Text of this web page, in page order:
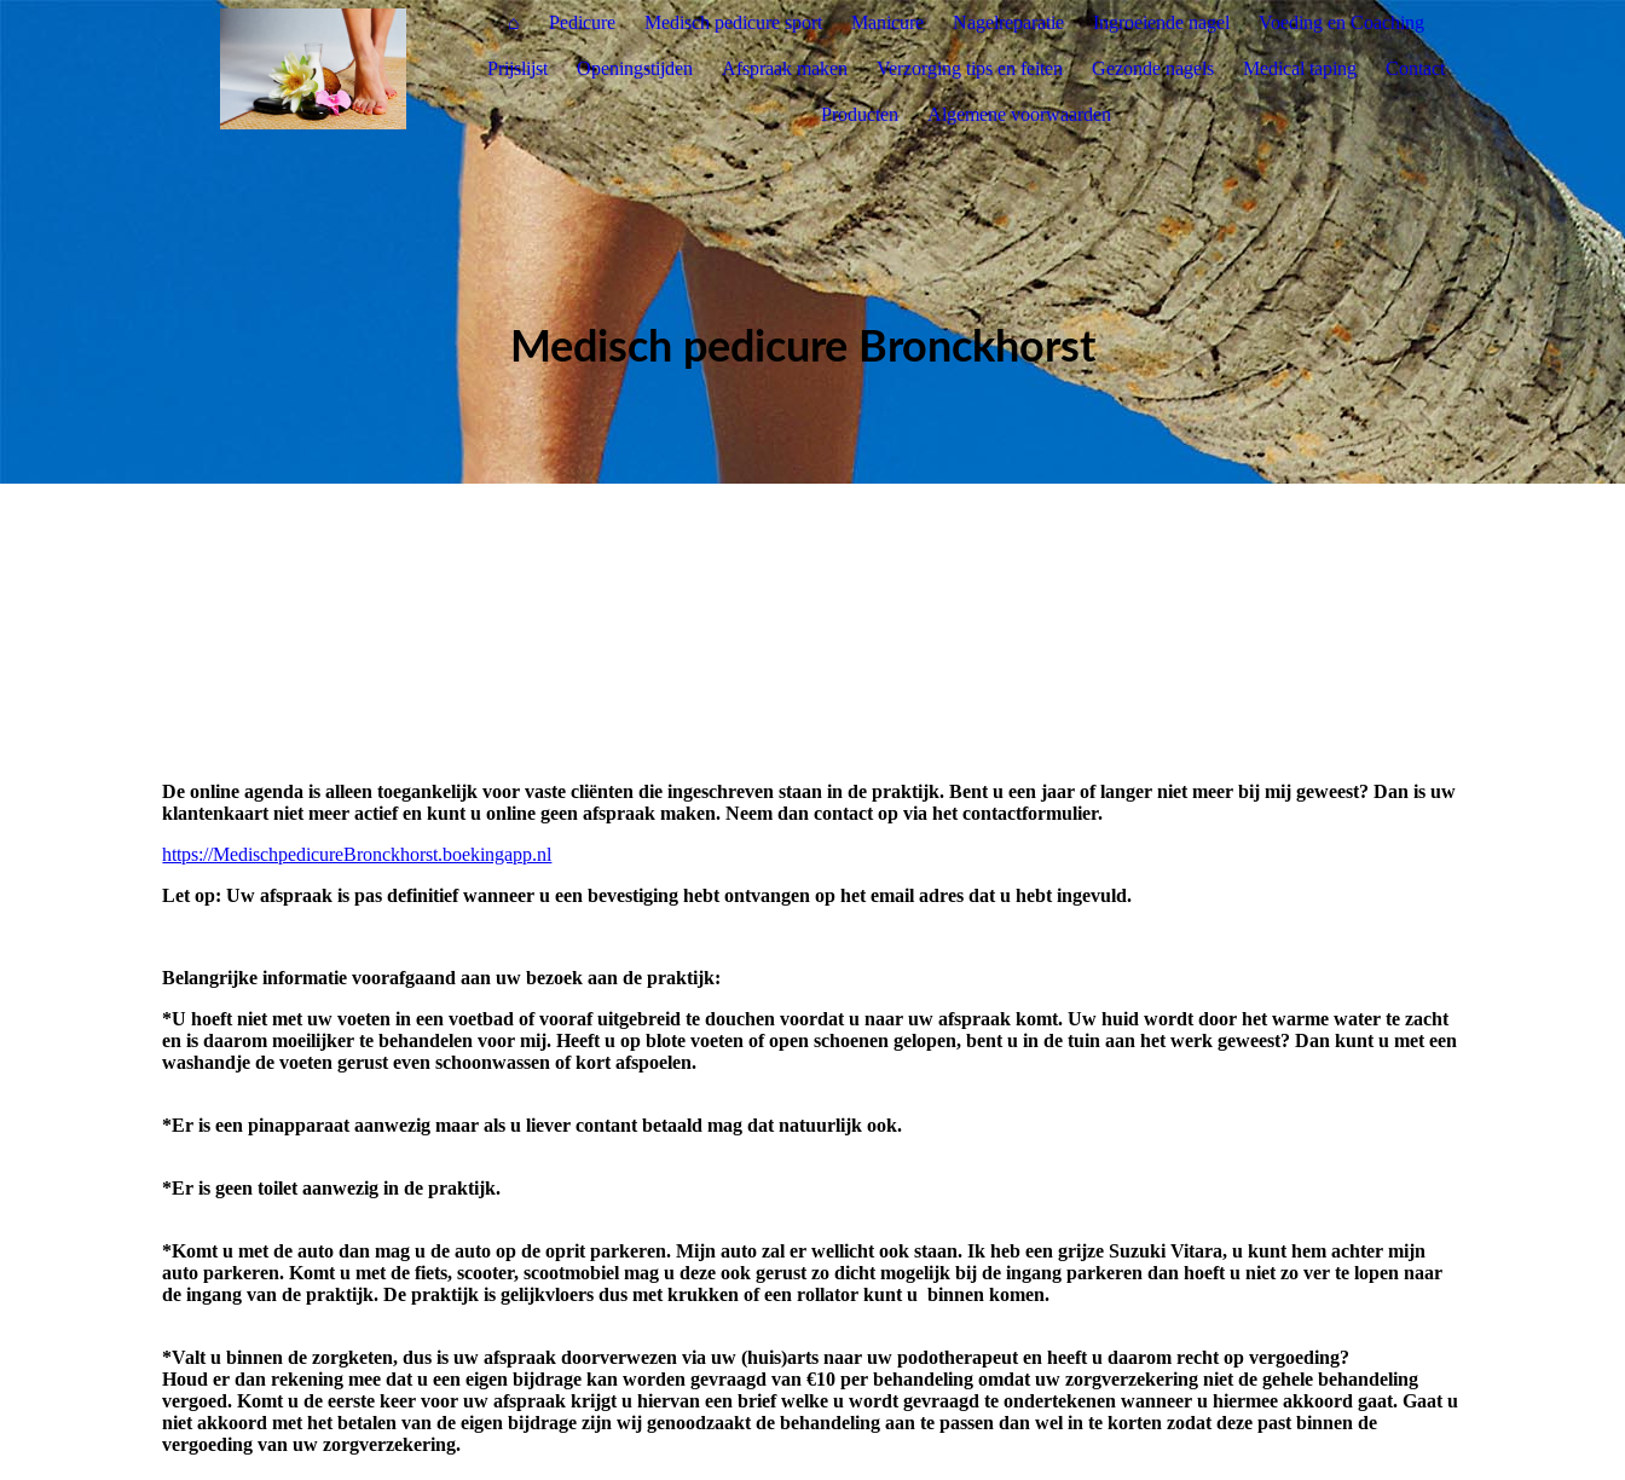
⌂ Pedicure Medisch pedicure sport Manicure Nagelreparatie Ingroeiende nagel Voeding en Coaching
Prijslijst Openingstijden Afspraak maken Verzorging tips en feiten Gezonde nagels Medical taping Contact
Producten Algemene voorwaarden
Medisch pedicure Bronckhorst
De online agenda is alleen toegankelijk voor vaste cliënten die ingeschreven staan in de praktijk. Bent u een jaar of langer niet meer bij mij geweest? Dan is uw
klantenkaart niet meer actief en kunt u online geen afspraak maken. Neem dan contact op via het contactformulier.
https://MedischpedicureBronckhorst.boekingapp.nl
Let op: Uw afspraak is pas definitief wanneer u een bevestiging hebt ontvangen op het email adres dat u hebt ingevuld.
Belangrijke informatie voorafgaand aan uw bezoek aan de praktijk:
*U hoeft niet met uw voeten in een voetbad of vooraf uitgebreid te douchen voordat u naar uw afspraak komt. Uw huid wordt door het warme water te zacht
en is daarom moeilijker te behandelen voor mij. Heeft u op blote voeten of open schoenen gelopen, bent u in de tuin aan het werk geweest? Dan kunt u met een
washandje de voeten gerust even schoonwassen of kort afspoelen.
*Er is een pinapparaat aanwezig maar als u liever contant betaald mag dat natuurlijk ook.
*Er is geen toilet aanwezig in de praktijk.
*Komt u met de auto dan mag u de auto op de oprit parkeren. Mijn auto zal er wellicht ook staan. Ik heb een grijze Suzuki Vitara, u kunt hem achter mijn
auto parkeren. Komt u met de fiets, scooter, scootmobiel mag u deze ook gerust zo dicht mogelijk bij de ingang parkeren dan hoeft u niet zo ver te lopen naar
de ingang van de praktijk. De praktijk is gelijkvloers dus met krukken of een rollator kunt u binnen komen.
*Valt u binnen de zorgketen, dus is uw afspraak doorverwezen via uw (huis)arts naar uw podotherapeut en heeft u daarom recht op vergoeding?
Houd er dan rekening mee dat u een eigen bijdrage kan worden gevraagd van €10 per behandeling omdat uw zorgverzekering niet de gehele behandeling
vergoed. Komt u de eerste keer voor uw afspraak krijgt u hiervan een brief welke u wordt gevraagd te ondertekenen wanneer u hiermee akkoord gaat. Gaat u
niet akkoord met het betalen van de eigen bijdrage zijn wij genoodzaakt de behandeling aan te passen dan wel in te korten zodat deze past binnen de
vergoeding van uw zorgverzekering.